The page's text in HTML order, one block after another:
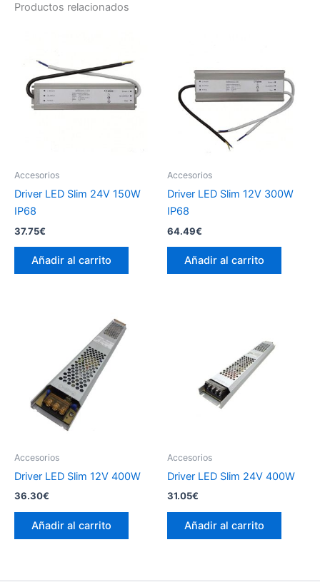
Productos relacionados
Accesorios
Driver LED Slim 24V 150W
IP68
37.75€
Añadir al carrito
Accesorios
Driver LED Slim 12V 300W
IP68
64.49€
Añadir al carrito
Accesorios
Driver LED Slim 12V 400W
36.30€
Añadir al carrito
Accesorios
Driver LED Slim 24V 400W
31.05€
Añadir al carrito